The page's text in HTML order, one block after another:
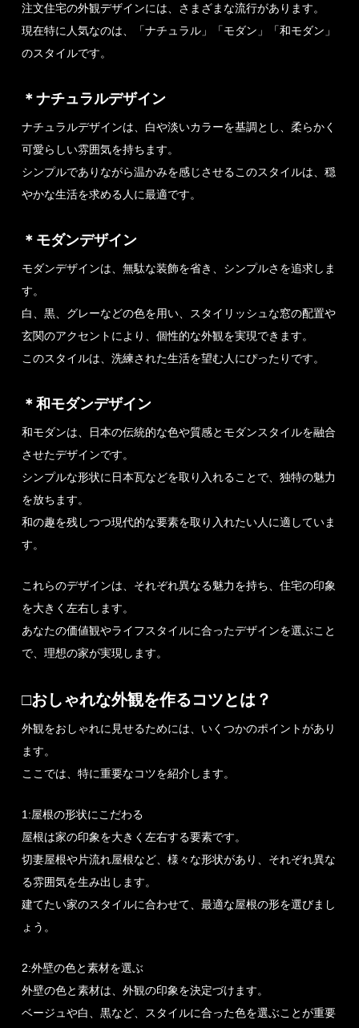
注文住宅の外観デザインには、さまざまな流行があります。
現在特に人気なのは、「ナチュラル」「モダン」「和モダン」
のスタイルです。
＊ナチュラルデザイン
ナチュラルデザインは、白や淡いカラーを基調とし、柔らかく
可愛らしい雰囲気を持ちます。
シンプルでありながら温かみを感じさせるこのスタイルは、穏
やかな生活を求める人に最適です。
＊モダンデザイン
モダンデザインは、無駄な装飾を省き、シンプルさを追求しま
す。
白、黒、グレーなどの色を用い、スタイリッシュな窓の配置や
玄関のアクセントにより、個性的な外観を実現できます。
このスタイルは、洗練された生活を望む人にぴったりです。
＊和モダンデザイン
和モダンは、日本の伝統的な色や質感とモダンスタイルを融合
させたデザインです。
シンプルな形状に日本瓦などを取り入れることで、独特の魅力
を放ちます。
和の趣を残しつつ現代的な要素を取り入れたい人に適していま
す。
これらのデザインは、それぞれ異なる魅力を持ち、住宅の印象
を大きく左右します。
あなたの価値観やライフスタイルに合ったデザインを選ぶこと
で、理想の家が実現します。
□おしゃれな外観を作るコツとは？
外観をおしゃれに見せるためには、いくつかのポイントがあり
ます。
ここでは、特に重要なコツを紹介します。
1:屋根の形状にこだわる
屋根は家の印象を大きく左右する要素です。
切妻屋根や片流れ屋根など、様々な形状があり、それぞれ異な
る雰囲気を生み出します。
建てたい家のスタイルに合わせて、最適な屋根の形を選びまし
ょう。
2:外壁の色と素材を選ぶ
外壁の色と素材は、外観の印象を決定づけます。
ベージュや白、黒など、スタイルに合った色を選ぶことが重要